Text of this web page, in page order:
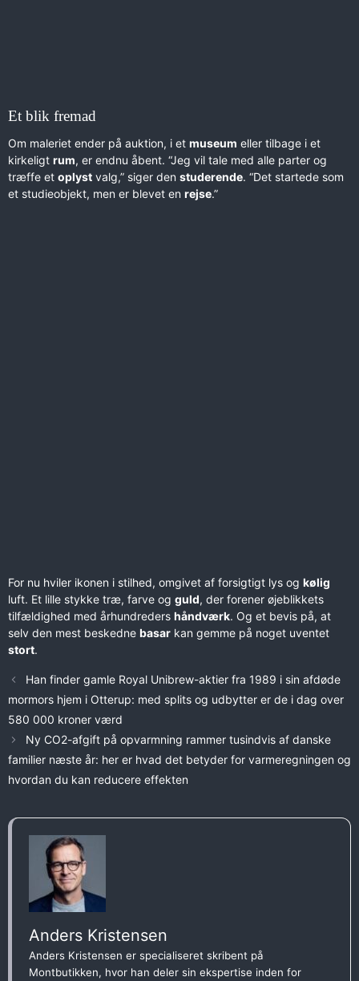
Et blik fremad
Om maleriet ender på auktion, i et museum eller tilbage i et
kirkeligt rum, er endnu åbent. “Jeg vil tale med alle parter og
træffe et oplyst valg,” siger den studeren­de. “Det startede som
et studieobjekt, men er blevet en rejse.”
For nu hviler ikonen i stilhed, omgivet af forsigtigt lys og kølig
luft. Et lille stykke træ, farve og guld, der forener øjeblikkets
tilfældighed med århundreders håndværk. Og et bevis på, at
selv den mest beskedne basar kan gemme på noget uventet
stort.
Han finder gamle Royal Unibrew-aktier fra 1989 i sin afdøde
mormors hjem i Otterup: med splits og udbytter er de i dag over
580 000 kroner værd
Ny CO2-afgift på opvarmning rammer tusindvis af danske
familier næste år: her er hvad det betyder for varmeregningen og
hvordan du kan reducere effekten
Anders Kristensen
Anders Kristensen er specialiseret skribent på
Montbutikken, hvor han deler sin ekspertise inden for